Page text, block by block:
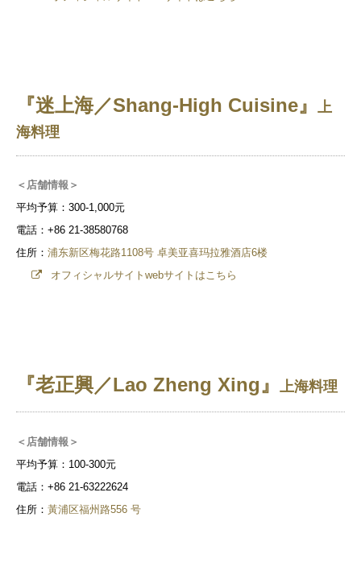
『迷上海／Shang-High Cuisine』
上
海料理
＜店舗情報＞
平均予算：300-1,000元
電話：+86 21-38580768
住所： 浦东新区梅花路1108号 卓美亚喜玛拉雅酒店6楼
オフィシャルサイトwebサイトはこちら
『老正興／Lao Zheng Xing』 上海料理
＜店舗情報＞
平均予算：100-300元
電話：+86 21-63222624
住所： 黃浦区福州路556 号